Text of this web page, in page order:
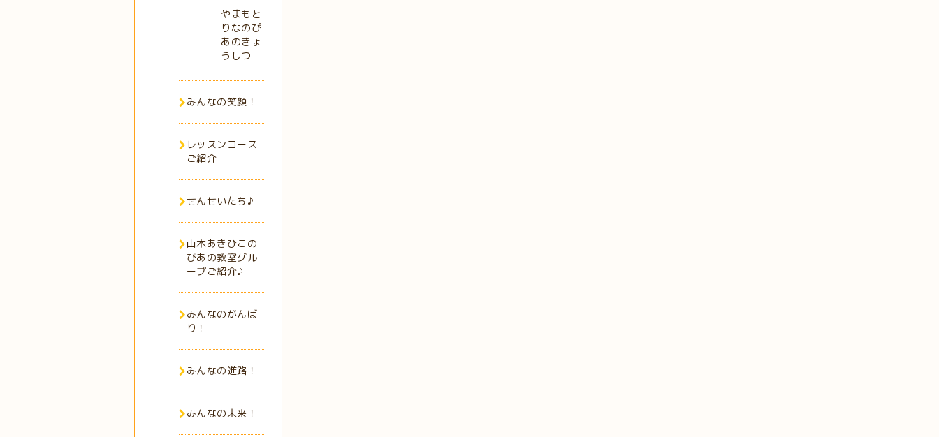
やまもと
りなのぴ
あのきょ
うしつ
みんなの笑顔！
レッスンコース
ご紹介
せんせいたち♪
山本あきひこの
ぴあの教室グル
ープご紹介♪
みんなのがんば
り！
みんなの進路！
みんなの未来！